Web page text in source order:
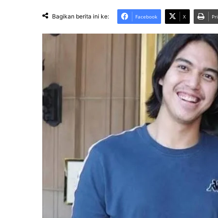
Bagikan berita ini ke: Facebook X